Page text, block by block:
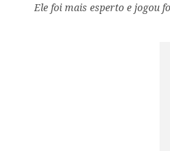
Ele foi mais esperto e jogou